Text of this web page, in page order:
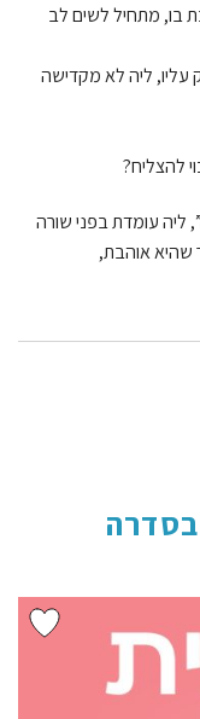
בו, מתחיל לשים לב
עליו, ליה לא מקדישה
להצליח?
עומדת בפני שורה
שהיא אוהבת,